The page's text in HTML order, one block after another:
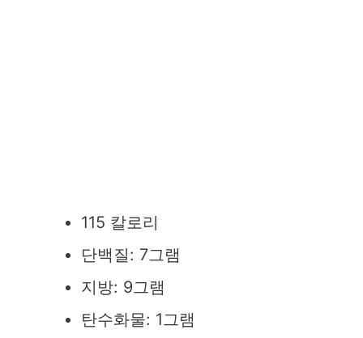
115 칼로리
단백질: 7그램
지방: 9그램
탄수화물: 1그램